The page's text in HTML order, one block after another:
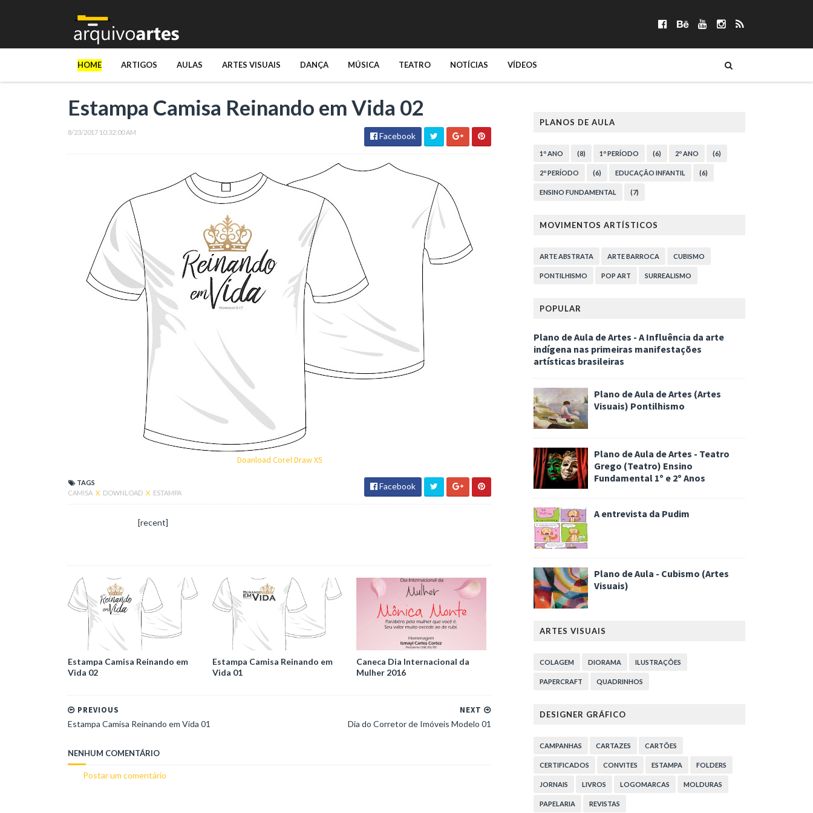
HOME ARTIGOS AULAS ARTES VISUAIS DANÇA MÚSICA TEATRO NOTÍCIAS VÍDEOS
Estampa Camisa Reinando em Vida 02
8/23/2017 10:32:00 AM Facebook
Doanload Corel Draw X5
TAGS
CAMISA X DOWNLOAD X ESTAMPA
Facebook
[recent]
Estampa Camisa Reinando em
Vida 02
Estampa Camisa Reinando em
Vida 01
Caneca Dia Internacional da
Mulher 2016
NEXT
Dia do Corretor de Imóveis Modelo 01
PREVIOUS
Estampa Camisa Reinando em Vida 01
NENHUM COMENTÁRIO
Postar um comentário
PLANOS DE AULA
1º ANO (8) 1º PERÍODO (6) 2º ANO (6)
2º PERÍODO (6) EDUCAÇÃO INFANTIL (6)
ENSINO FUNDAMENTAL (7)
MOVIMENTOS ARTÍSTICOS
ARTE ABSTRATA ARTE BARROCA CUBISMO
PONTILHISMO POP ART SURREALISMO
POPULAR
Plano de Aula de Artes - A Influência da arte
indígena nas primeiras manifestações
artísticas brasileiras
Plano de Aula de Artes (Artes
Visuais) Pontilhismo
Plano de Aula de Artes - Teatro
Grego (Teatro) Ensino
Fundamental 1º e 2º Anos
A entrevista da Pudim
Plano de Aula - Cubismo (Artes
Visuais)
ARTES VISUAIS
COLAGEM DIORAMA ILUSTRAÇÕES
PAPERCRAFT QUADRINHOS
DESIGNER GRÁFICO
CAMPANHAS CARTAZES CARTÕES
CERTIFICADOS CONVITES ESTAMPA FOLDERS
JORNAIS LIVROS LOGOMARCAS MOLDURAS
PAPELARIA REVISTAS